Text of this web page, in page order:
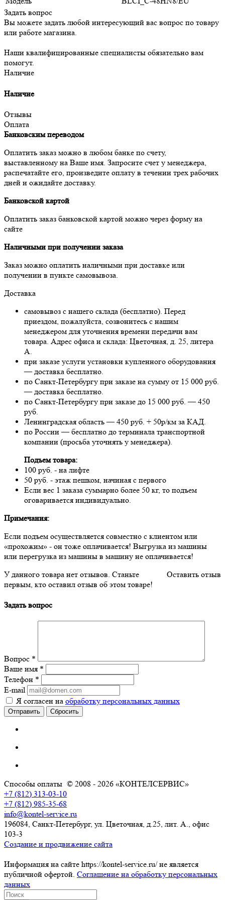
Задать вопрос
Вы можете задать любой интересующий вас вопрос по товару
или работе магазина.
Наши квалифицированные специалисты обязательно вам
помогут.
Наличие
Наличие
Отзывы
Оплата
Банковским переводом
Оплатить заказ можно в любом банке по счету,
выставленному на Ваше имя. Запросите счет у менеджера,
распечатайте его, произведите оплату в течении трех рабочих
дней и ожидайте доставку.
Банковской картой
Оплатить заказ банковской картой можно через форму на
сайте
Наличными при получении заказа
Заказ можно оплатить наличными при доставке или
получении в пункте самовывоза.
Доставка
самовывоз с нашего склада (бесплатно). Перед
приездом, пожалуйста, созвонитесь с нашим
менеджером для уточнения времени передачи вам
товара. Адрес офиса и склада: Цветочная, д. 25, литера
А.
при заказе услуги установки купленного оборудования
— доставка бесплатно.
по Санкт-Петербургу при заказе на сумму от 15 000 руб.
— доставка бесплатно.
по Санкт-Петербургу при заказе до 15 000 руб. — 450
руб.
Ленинградская область — 450 руб. + 50р/км за КАД.
по России — бесплатно до терминала транспортной
компании (просьба уточнять у менеджера).
Подъем товара:
100 руб. - на лифте
50 руб. - этаж пешком, начиная с первого
Если вес 1 заказа суммарно более 50 кг, то подъем
оговаривается индивидуально.
Примечания:
Если подъем осуществляется совместно с клиентом или
«прохожим» - он тоже оплачивается! Выгрузка из машины
или перегрузка из машины в машину не оплачивается!
Оставить отзыв
У данного товара нет отзывов. Станьте
первым, кто оставил отзыв об этом товаре!
Задать вопрос
Вопрос *
Ваше имя *
Телефон *
E-mail
Я согласен на обработку персональных данных
Сбросить
Способы оплаты © 2008 - 2026 «КОНТЕЛСЕРВИС»
+7 (812) 313-03-10
+7 (812) 985-35-68
info@kontel-service.ru
196084, Санкт-Петербург, ул. Цветочная, д.25, лит. А., офис
103-3
Создание и продвижение сайта
Информация на сайте https://kontel-service.ru/ не является
публичной офертой. Соглашение на обработку персональных
данных